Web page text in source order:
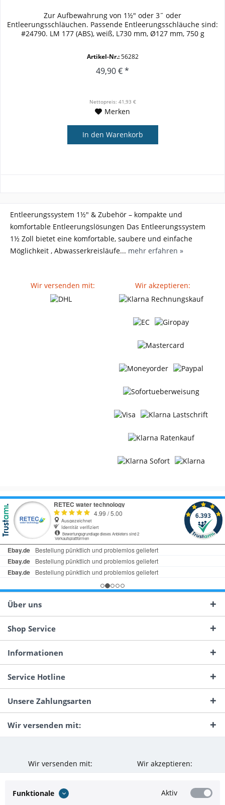
Zur Aufbewahrung von 1½" oder 3˝ oder
Entleerungsschläuchen. Passende Entleerungsschläuche sind:
#24790. LM 177 (ABS), weiß, L730 mm, Ø127 mm, 750 g
Artikel-Nr.:56282
49,90 € *
Nettopreis: 41,93 €
Merken
In den Warenkorb
Entleerungssystem 1½" & Zubehör – kompakte und
komfortable Entleerungslösungen Das Entleerungssystem
1½ Zoll bietet eine komfortable, saubere und einfache
Möglichkeit , Abwasserkreisläufe... mehr erfahren »
Wir versenden mit: Wir akzeptieren:
Über uns
Shop Service
Informationen
Service Hotline
Unsere Zahlungsarten
Wir versenden mit:
Wir versenden mit: Wir akzeptieren:
Funktionale Aktiv